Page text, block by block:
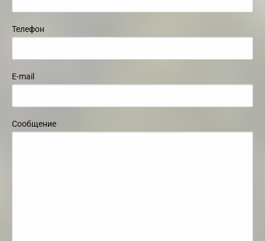
Телефон
E-mail
Сообщение